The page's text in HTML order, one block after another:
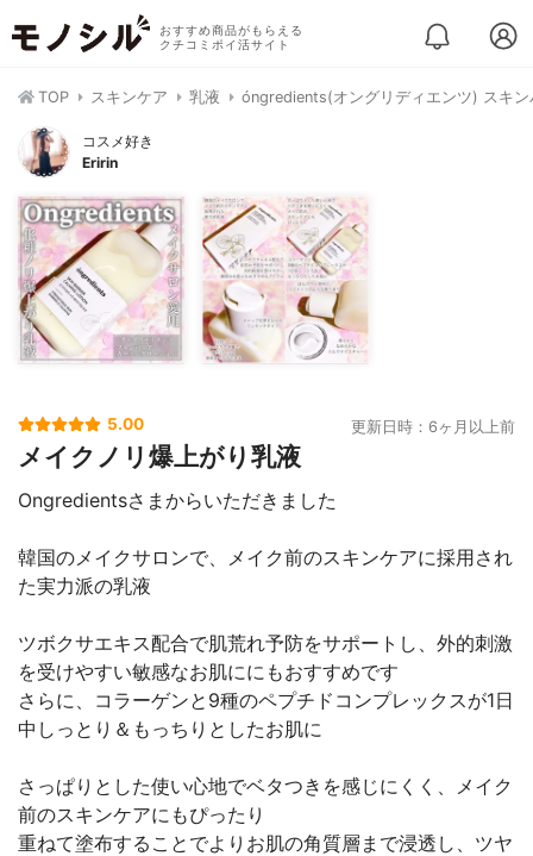
おすすめ商品がもらえる
クチコミポイ活サイト
TOP スキンケア 乳液 óngredients(オングリディエンツ) スキ
コスメ好き
Eririn
5.00 更新日時：6ヶ月以上前
メイクノリ爆上がり乳液
Ongredientsさまからいただきました
韓国のメイクサロンで、メイク前のスキンケアに採用され
た実力派の乳液
ツボクサエキス配合で肌荒れ予防をサポートし、外的刺激
を受けやすい敏感なお肌ににもおすすめです
さらに、コラーゲンと9種のペプチドコンプレックスが1日
中しっとり＆もっちりとしたお肌に
さっぱりとした使い心地でベタつきを感じにくく、メイク
前のスキンケアにもぴったり
重ねて塗布することでよりお肌の角質層まで浸透し、ツヤ